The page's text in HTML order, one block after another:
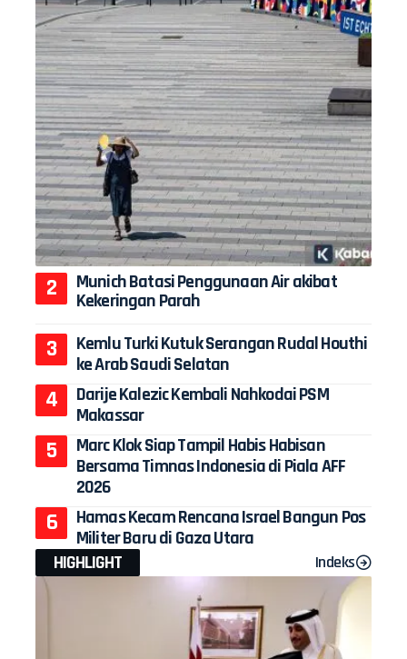
Munich Batasi Penggunaan Air akibat
Kekeringan Parah
Kemlu Turki Kutuk Serangan Rudal Houthi
ke Arab Saudi Selatan
Darije Kalezic Kembali Nahkodai PSM
Makassar
Marc Klok Siap Tampil Habis Habisan
Bersama Timnas Indonesia di Piala AFF
2026
Hamas Kecam Rencana Israel Bangun Pos
Militer Baru di Gaza Utara
HIGHLIGHT
Indeks